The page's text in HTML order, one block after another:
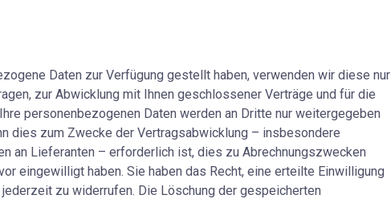
Daten zur Verfügung gestellt haben, verwenden wir diese nur
zur Abwicklung mit Ihnen geschlossener Verträge und für die
personenbezogenen Daten werden an Dritte nur weitergegeben
dies zum Zwecke der Vertragsabwicklung – insbesondere
an Lieferanten – erforderlich ist, dies zu Abrechnungszwecken
eingewilligt haben. Sie haben das Recht, eine erteilte Einwilligung
zu widerrufen. Die Löschung der gespeicherten